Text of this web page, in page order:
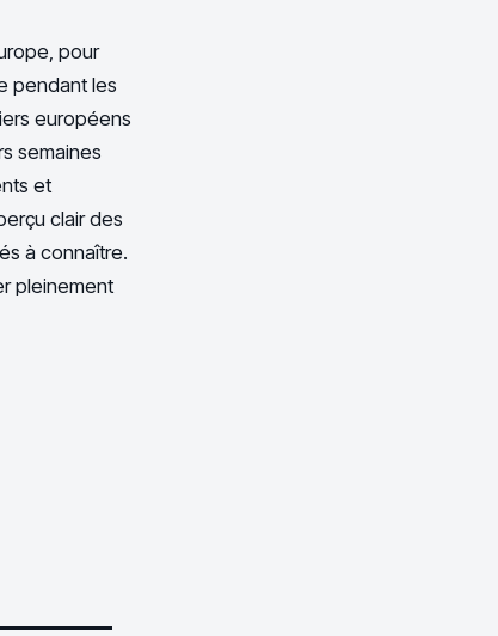
pour
pendant les
européens
semaines
et
clair des
à connaître.
pleinement